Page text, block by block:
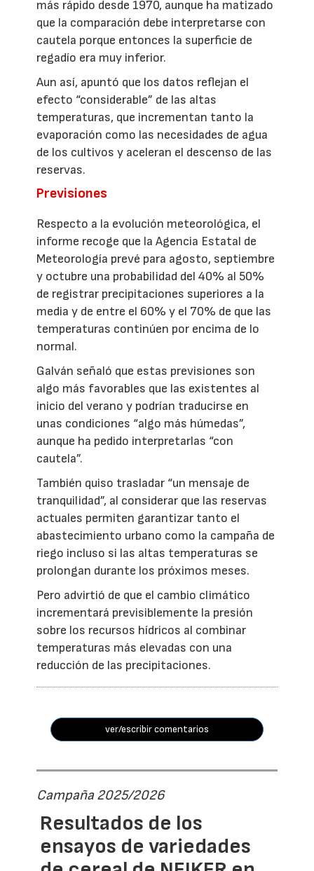
más rápido desde 1970, aunque ha matizado
que la comparación debe interpretarse con
cautela porque entonces la superficie de
regadío era muy inferior.
Aun así, apuntó que los datos reflejan el
efecto “considerable” de las altas
temperaturas, que incrementan tanto la
evaporación como las necesidades de agua
de los cultivos y aceleran el descenso de las
reservas.
Previsiones
Respecto a la evolución meteorológica, el
informe recoge que la Agencia Estatal de
Meteorología prevé para agosto, septiembre
y octubre una probabilidad del 40% al 50%
de registrar precipitaciones superiores a la
media y de entre el 60% y el 70% de que las
temperaturas continúen por encima de lo
normal.
Galván señaló que estas previsiones son
algo más favorables que las existentes al
inicio del verano y podrían traducirse en
unas condiciones “algo más húmedas”,
aunque ha pedido interpretarlas “con
cautela”.
También quiso trasladar “un mensaje de
tranquilidad”, al considerar que las reservas
actuales permiten garantizar tanto el
abastecimiento urbano como la campaña de
riego incluso si las altas temperaturas se
prolongan durante los próximos meses.
Pero advirtió de que el cambio climático
incrementará previsiblemente la presión
sobre los recursos hídricos al combinar
temperaturas más elevadas con una
reducción de las precipitaciones.
ver/escribir comentarios
Campaña 2025/2026
Resultados de los
ensayos de variedades